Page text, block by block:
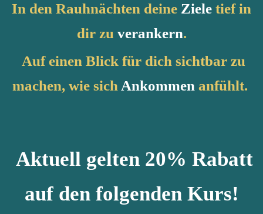
In den Rauhnächten deine Ziele tief in
dir zu verankern.
Auf einen Blick für dich sichtbar zu
machen, wie sich Ankommen anfühlt.
Aktuell gelten 20% Rabatt
auf den folgenden Kurs!